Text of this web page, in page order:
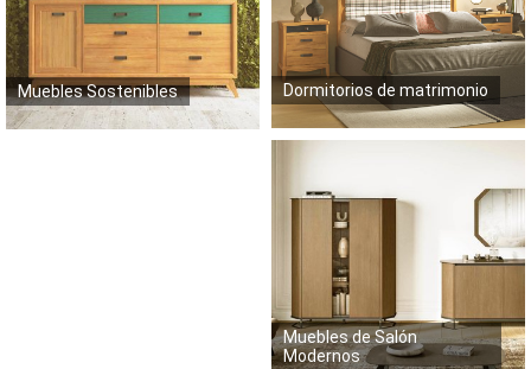
Muebles Sostenibles Dormitorios de matrimonio
Muebles de Salón
Modernos